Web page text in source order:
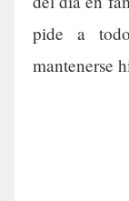
pide a
mantenerse